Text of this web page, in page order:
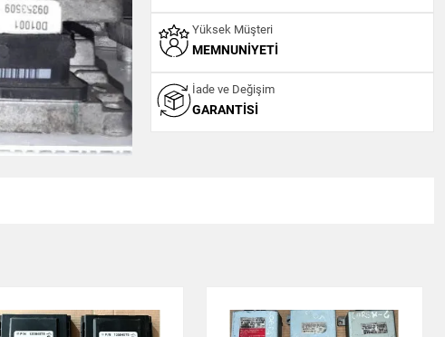
Yüksek Müşteri
MEMNUNIYETI
İade ve Değişim
GARANTISI